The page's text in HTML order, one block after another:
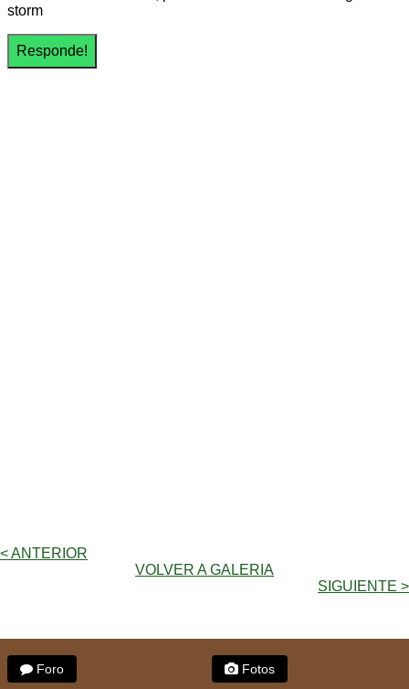
storm
< ANTERIOR
VOLVER A GALERIA
SIGUIENTE >
Foro
Fotos